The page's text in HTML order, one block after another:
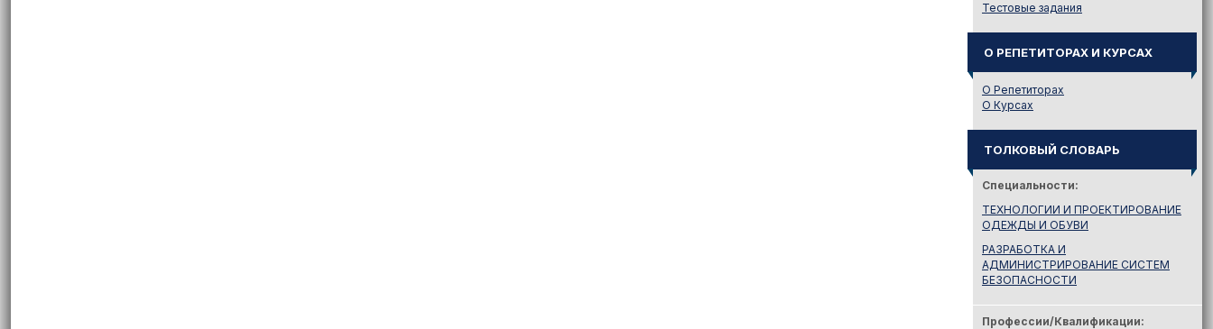
Тестовые задания
О РЕПЕТИТОРАХ И КУРСАХ
О Репетиторах
О Курсах
ТОЛКОВЫЙ СЛОВАРЬ
Специальности:
ТЕХНОЛОГИИ И ПРОЕКТИРОВАНИЕ
ОДЕЖДЫ И ОБУВИ
РАЗРАБОТКА И
АДМИНИСТРИРОВАНИЕ СИСТЕМ
БЕЗОПАСНОСТИ
Профессии/Квалификации: